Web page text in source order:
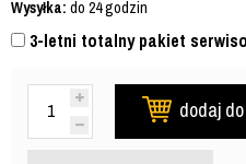
Wysyłka: do 24 godzin
3-letni totalny pakiet
dodaj